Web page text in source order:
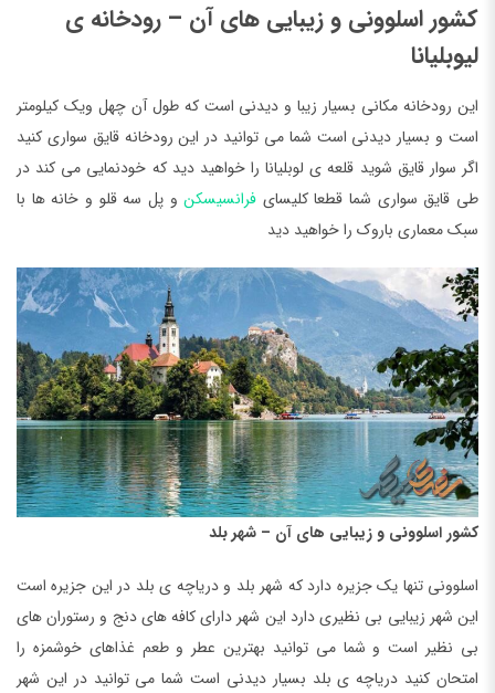
کشور اسلوونی و زیبایی های آن – رودخانه ی
لیوبلیانا
این رودخانه مکانی بسیار زیبا و دیدنی است که طول آن چهل ویک کیلومتر
است و بسیار دیدنی است شما می توانید در این رودخانه قایق سواری کنید
اگر سوار قایق شوید قلعه ی لوبلیانا را خواهید دید که خودنمایی می کند در
طی قایق سواری شما قطعا کلیسای فرانسیسکنو پل سه قلو و خانه ها با
سبک معماری باروک را خواهید دید
کشور اسلوونی و زیبایی های آن – شهر بلد
اسلوونی تنها یک جزیره دارد که شهر بلد و دریاچه ی بلد در این جزیره است
این شهر زیبایی بی نظیری دارد این شهر دارای کافه های دنج و رستوران های
بی نظیر است و شما می توانید بهترین عطر و طعم غذاهای خوشمزه را
امتحان کنید دریاچه ی بلد بسیار دیدنی است شما می توانید در این شهر